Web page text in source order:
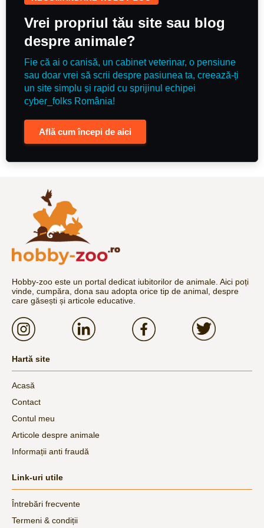
Vrei propriul tău site sau blog
despre animale?
Fie că ai o canisă, un cabinet veterinar, o pensiune
sau doar vrei să scrii despre pasiunea ta, creează-ți
un site simplu și rapid cu sprijinul echipei
cyber_folks România!
Află cum începi de aici
Hobby-zoo este un portal dedicat iubitorilor de animale. Aici poți
vinde, cumpăra, dona sau adopta orice tip de animal, despre
care găsești și articole educative.
Hartă site
Acasă
Contact
Contul meu
Articole despre animale
Informații anti fraudă
Link-uri utile
Întrebări frecvente
Termeni & condiții